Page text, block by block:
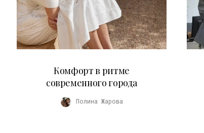
Комфорт в ритме
современного города
Полина Жарова